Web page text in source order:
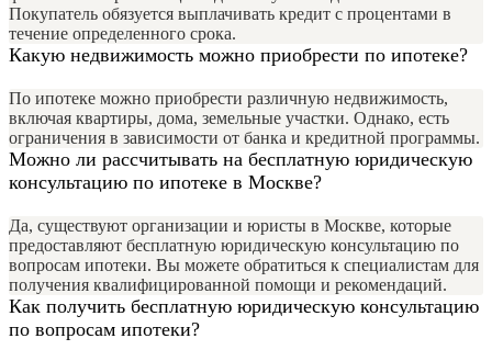
Покупатель обязуется выплачивать кредит с процентами в
течение определенного срока.
Какую недвижимость можно приобрести по ипотеке?
По ипотеке можно приобрести различную недвижимость,
включая квартиры, дома, земельные участки. Однако, есть
ограничения в зависимости от банка и кредитной программы.
Можно ли рассчитывать на бесплатную юридическую
консультацию по ипотеке в Москве?
Да, существуют организации и юристы в Москве, которые
предоставляют бесплатную юридическую консультацию по
вопросам ипотеки. Вы можете обратиться к специалистам для
получения квалифицированной помощи и рекомендаций.
Как получить бесплатную юридическую консультацию
по вопросам ипотеки?